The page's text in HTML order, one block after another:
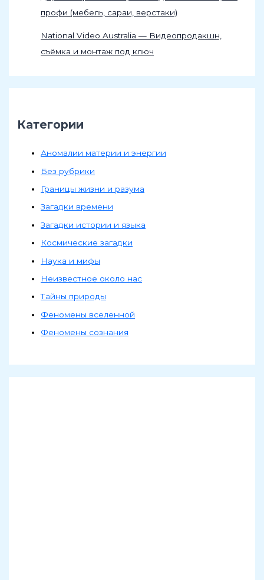
профи (мебель, сараи, верстаки)
National Video Australia — Видеопродакшн,
съёмка и монтаж под ключ
Категории
Аномалии материи и энергии
Без рубрики
Границы жизни и разума
Загадки времени
Загадки истории и языка
Космические загадки
Наука и мифы
Неизвестное около нас
Тайны природы
Феномены вселенной
Феномены сознания